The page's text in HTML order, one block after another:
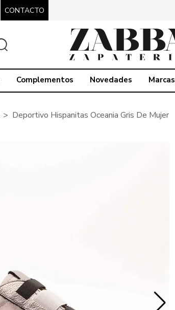
CONTACTO
Complementos Novedades Marcas
Deportivo Hispanitas Oceania Gris De Mujer